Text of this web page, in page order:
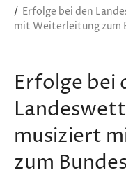
Erfolge bei den
mit Weiterleitung zum
Erfolge bei
musiziert
zum